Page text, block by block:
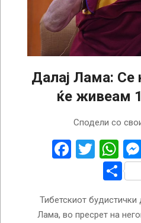
Далај Лама: Се
ќе живеам
Сподели со
Тибетскиот будистички
Лама, во пресрет на